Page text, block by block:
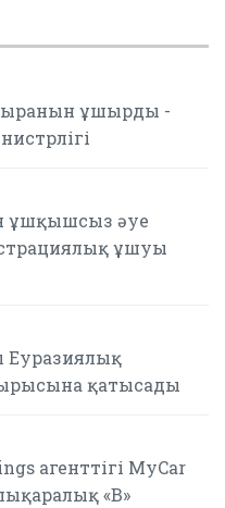
ұшырды -
ұшқышсыз әуе
ұшуы
қатысады
агенттігі MyCar
«B»